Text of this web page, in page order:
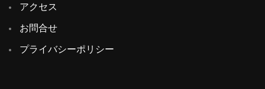
アクセス
お問合せ
プライバシーポリシー